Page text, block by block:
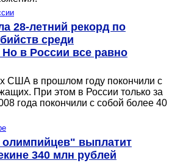
28-летний рекорд по
среди
в России все равно
США в прошлом году покончили с
При этом в России только за
года покончили с собой более 40
выплатит
340 млн рублей